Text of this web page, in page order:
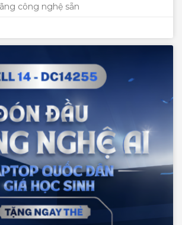
công nghệ sẵn